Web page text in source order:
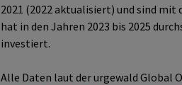
2021 (2022 aktualisiert) und sind mit
hat in den Jahren 2023 bis 2025
investiert.
Alle Daten laut der urgewald Global